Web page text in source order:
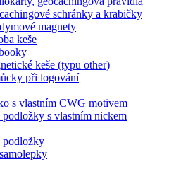
schránky a krabičky
magnety
keše
keše (typu other)
při logování
s vlastním CWG motivem
podložky s vlastním nickem
podložky